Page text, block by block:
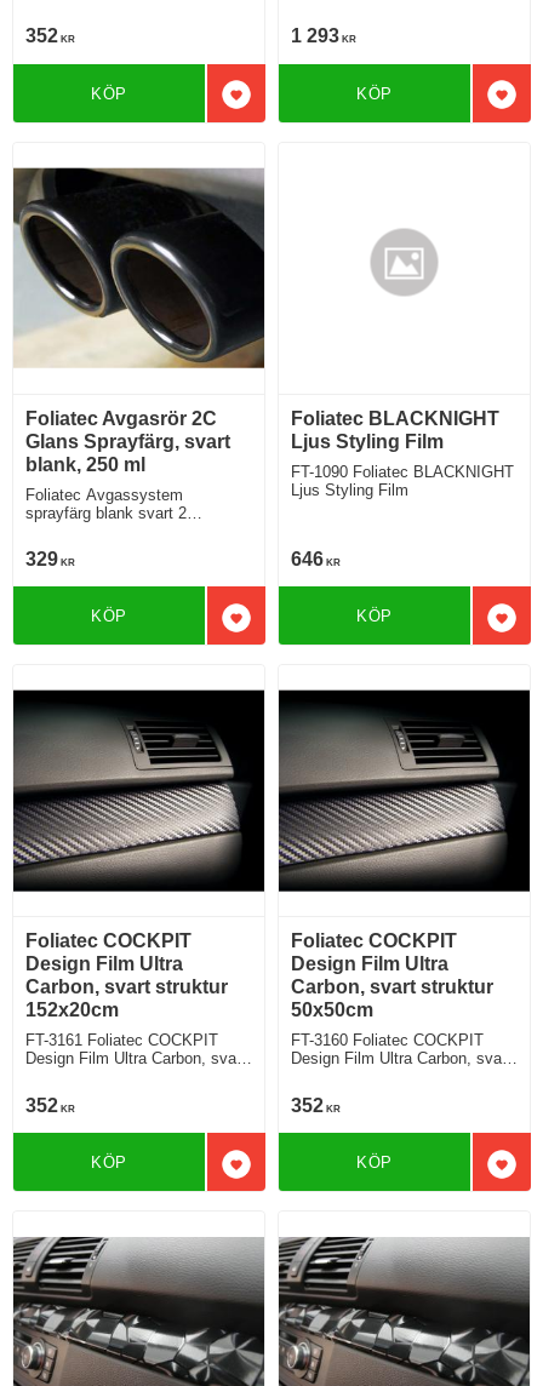
352 KR
Lägg till i favoriter
KÖP
1 293 KR
KÖP
Foliatec Avgasrör 2C
Glans Sprayfärg, svart
blank, 250 ml
Foliatec Avgassystem
sprayfärg blank svart 2
329 KR
Lägg till i favoriter
KÖP
Foliatec BLACKNIGHT
Ljus Styling Film
FT-1090 Foliatec BLACKNIGHT
Ljus Styling Film
646 KR
KÖP
Foliatec COCKPIT
Design Film Ultra
Carbon, svart struktur
152x20cm
FT-3161 Foliatec COCKPIT
Design Film Ultra Carbon, svart
352 KR
Lägg till i favoriter
KÖP
Foliatec COCKPIT
Design Film Ultra
Carbon, svart struktur
50x50cm
FT-3160 Foliatec COCKPIT
Design Film Ultra Carbon, svart
352 KR
KÖP